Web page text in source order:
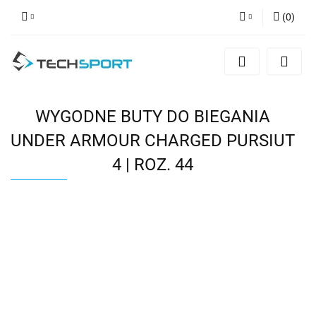
Zaloguj się
(0)
WYGODNE BUTY DO BIEGANIA
UNDER ARMOUR CHARGED PURSIUT
4 | ROZ. 44